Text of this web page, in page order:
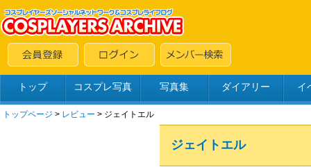
トップ コスプレ写真 写真集 ダイアリー イ
トップページ > レビュー > ジェイトエル
ジェイトエル